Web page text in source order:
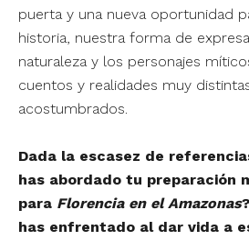
puerta y una nueva oportunidad
historia, nuestra forma de
naturaleza y los personajes
cuentos y realidades muy
acostumbrados.
Dada la escasez de
has abordado tu preparación
para Florencia en el Amazonas
has enfrentado al dar vida a